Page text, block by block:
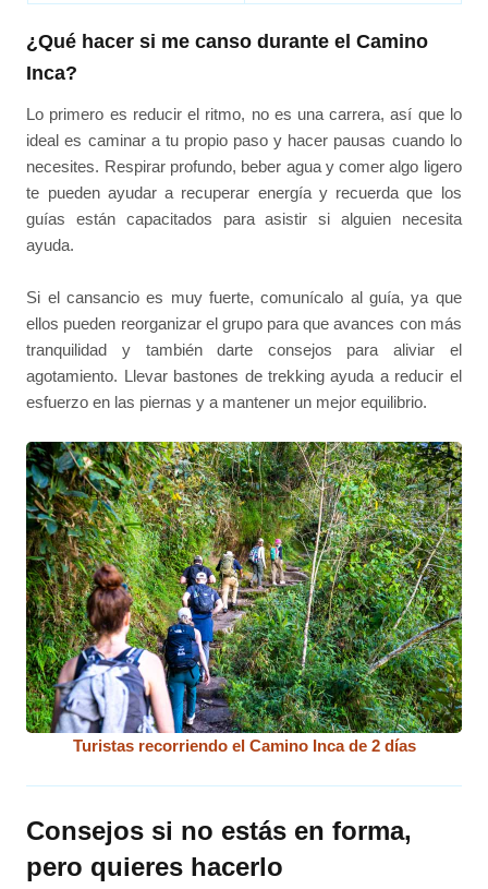
¿Qué hacer si me canso durante el Camino
Inca?
Lo primero es reducir el ritmo, no es una carrera, así que lo
ideal es caminar a tu propio paso y hacer pausas cuando lo
necesites. Respirar profundo, beber agua y comer algo ligero
te pueden ayudar a recuperar energía y recuerda que los
guías están capacitados para asistir si alguien necesita
ayuda.
Si el cansancio es muy fuerte, comunícalo al guía, ya que
ellos pueden reorganizar el grupo para que avances con más
tranquilidad y también darte consejos para aliviar el
agotamiento. Llevar bastones de trekking ayuda a reducir el
esfuerzo en las piernas y a mantener un mejor equilibrio.
Turistas recorriendo el Camino Inca de 2 días
Consejos si no estás en forma,
pero quieres hacerlo